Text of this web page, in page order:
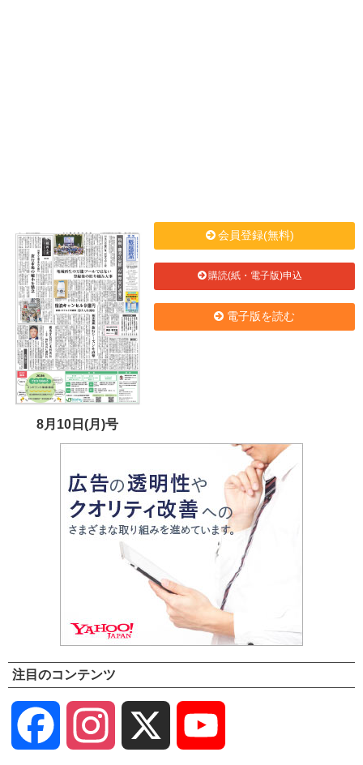
8月10日(月)号
会員登録(無料)
購読(紙・電子版)申込
電子版を読む
注目のコンテンツ
Facebook Instagram